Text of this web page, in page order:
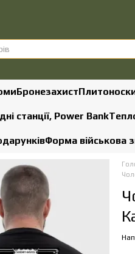
Бронезахист
станції, Power Bank
Форма військова